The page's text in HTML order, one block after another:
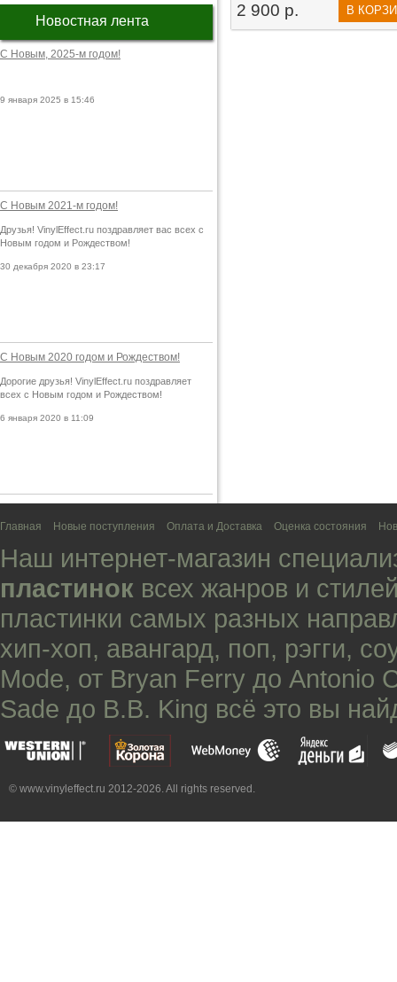
Новостная лента
С Новым, 2025-м годом!
9 января 2025 в 15:46
С Новым 2021-м годом!
Друзья! VinylEffect.ru поздравляет вас всех с
Новым годом и Рождеством!
30 декабря 2020 в 23:17
С Новым 2020 годом и Рождеством!
Дорогие друзья! VinylEffect.ru поздравляет
всех с Новым годом и Рождеством!
6 января 2020 в 11:09
2 900 р. В
Главная Новые поступления Оплата и Доставка Оценка состояния
Наш интернет-магазин
пластинок всех жанров и
пластинки самых разных
хип-хоп, авангард, поп, рэгги,
Mode, от Bryan Ferry до Antonio
Sade до B.B. King всё это вы
© www.vinyleffect.ru 2012-2026. All rights reserved.